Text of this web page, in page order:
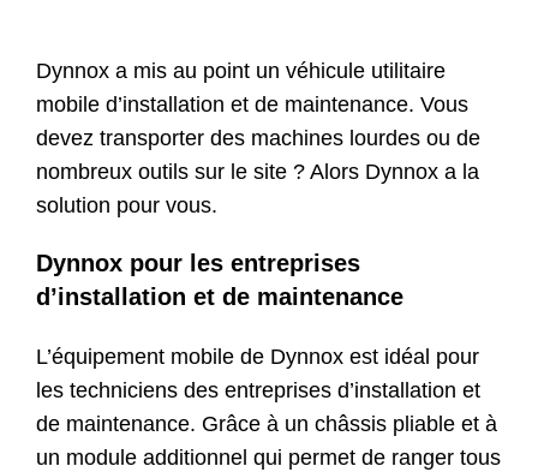
Dealers
Contact
Boutique
Dynnox a mis au point un véhicule utilitaire
mobile d’installation et de maintenance. Vous
devez transporter des machines lourdes ou de
nombreux outils sur le site ? Alors Dynnox a la
solution pour vous.
Dynnox pour les entreprises
d’installation et de maintenance
L’équipement mobile de Dynnox est idéal pour
les techniciens des entreprises d’installation et
de maintenance. Grâce à un châssis pliable et à
un module additionnel qui permet de ranger tous